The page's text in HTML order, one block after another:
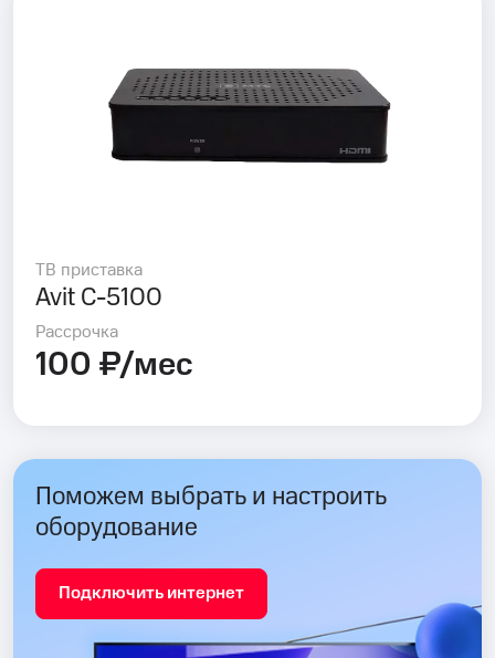
ТВ приставка
Avit C-5100
Рассрочка
100 ₽/мес
Поможем выбрать и настроить
оборудование
Подключить интернет